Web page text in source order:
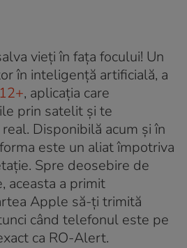
vieți în fața focului! Un
în inteligență artificială, a
, aplicația care
prin satelit și te
Disponibilă acum și în
este un aliat împotriva
Spre deosebire de
aceasta a primit
Apple să-ți trimită
când telefonul este pe
ca RO-Alert.